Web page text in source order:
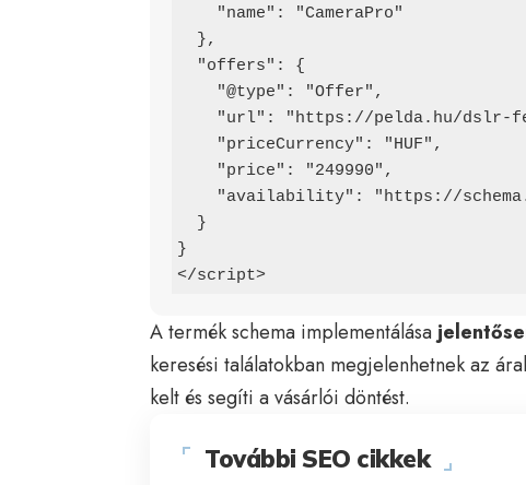
}
</script>
A termék schema implementálása
keresési találatokban megjelenhetnek az
kelt és segíti a vásárlói döntést.
További SEO cikkek